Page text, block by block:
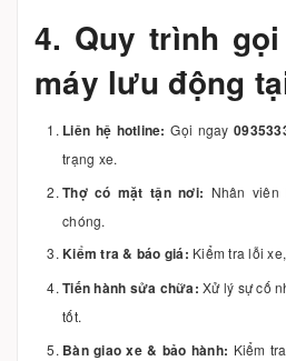
4. Quy trình
máy lưu động
Liên hệ hotline: Gọi ngay
trạng xe.
Thợ có mặt tận nơi: Nhân
chóng.
Kiểm tra & báo giá: Kiểm tra lỗi
Tiến hành sửa chữa: Xử lý sự cố
tốt.
Bàn giao xe & bảo hành: Kiểm